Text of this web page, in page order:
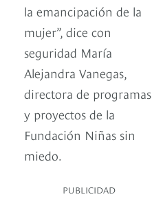
la emancipación de la
mujer”, dice con
seguridad María
Alejandra Vanegas,
directora de programas
y proyectos de la
Fundación Niñas sin
miedo.
PUBLICIDAD